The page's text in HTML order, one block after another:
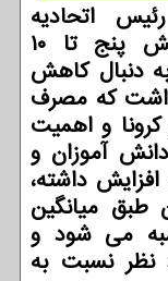
اتحادیه
فناوران كامپیوتر تهران از كاهش پنج تا ۱۰
دنبال كاهش
داشت كه مصرف
و اهمیت
آموزان و
۲۰۰ درصد افزایش داشته،
میانگین
و ۱۳۹۸ محاسبه می شود و
نظر نسبت به